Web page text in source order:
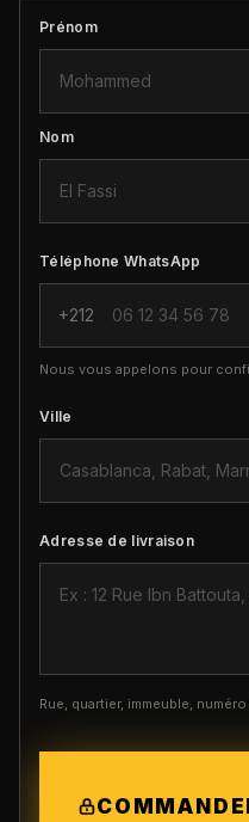
Prénom
Nom
Téléphone WhatsApp
+212
Nous vous appelons pour
Ville
Adresse de livraison
Rue, quartier, immeuble,